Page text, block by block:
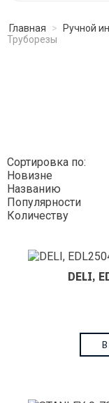
Главная > Ручной
Труборезы
Сортировка по:
Новизне
Названию
Популярности
Количеству
DELI,